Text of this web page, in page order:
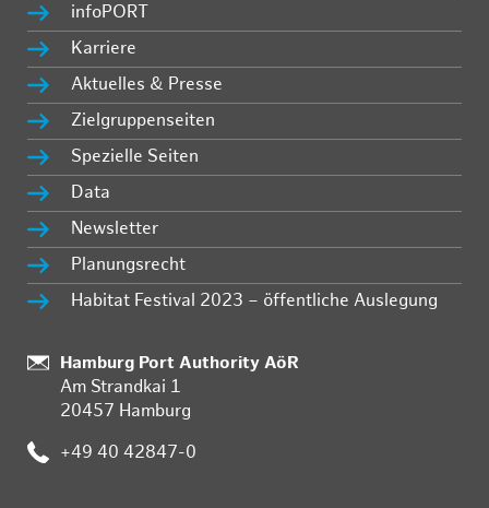
infoPORT
Karriere
Aktuelles & Presse
Zielgruppenseiten
Spezielle Seiten
Data
Newsletter
Planungsrecht
Habitat Festival 2023 – öffentliche Auslegung
:
Hamburg Port Authority AöR
Am Strandkai 1
20457 Hamburg
: +49 40 42847-0